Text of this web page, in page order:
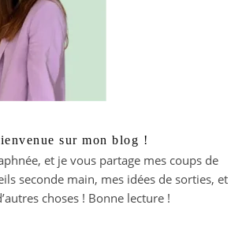
sur mon blog !
et je vous partage mes coups de
seconde main, mes idées de sorties, et
choses ! Bonne lecture !